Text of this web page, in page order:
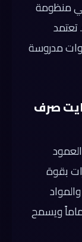
منظومة
تعتمد
مدروسة
صرف
بقوة
ويسمح